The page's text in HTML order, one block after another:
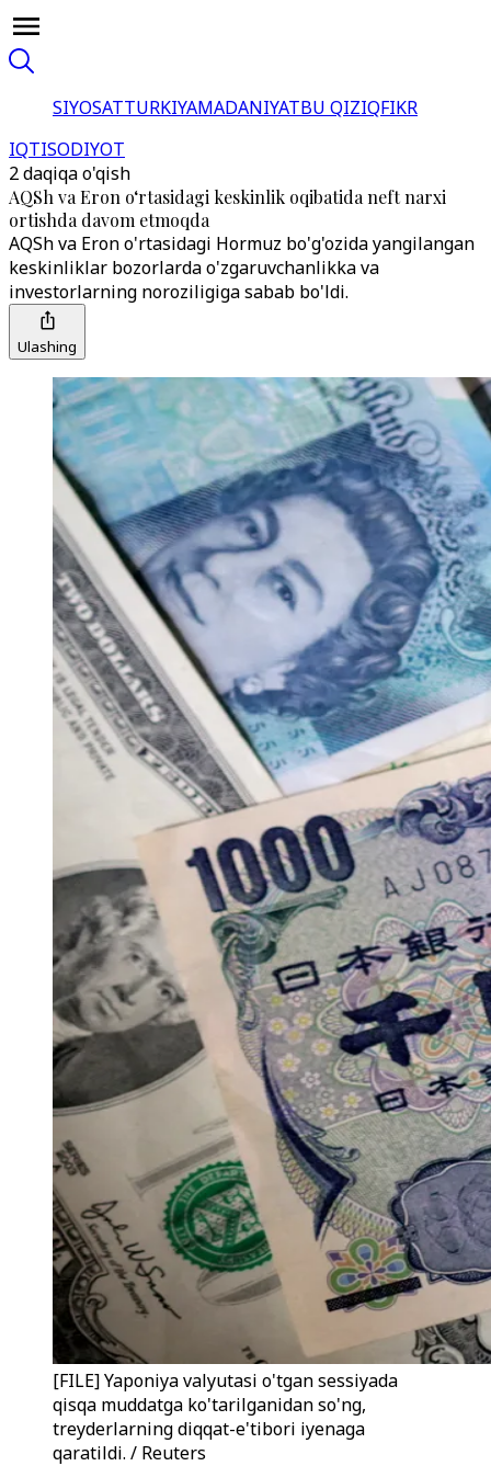
SIYOSATTURKIYAMADANIYATBU QIZIQFIKR
IQTISODIYOT
2 daqiqa o'qish
AQSh va Eron o‘rtasidagi keskinlik oqibatida neft narxi
ortishda davom etmoqda
AQSh va Eron o'rtasidagi Hormuz bo'g'ozida yangilangan
keskinliklar bozorlarda o'zgaruvchanlikka va
investorlarning noroziligiga sabab bo'ldi.
Ulashing
[FILE] Yaponiya valyutasi o'tgan sessiyada
qisqa muddatga ko'tarilganidan so'ng,
treyderlarning diqqat-e'tibori iyenaga
qaratildi. / Reuters